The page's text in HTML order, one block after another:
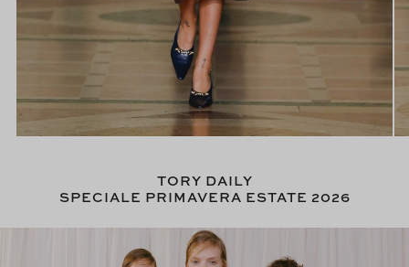
TORY DAILY
SPECIALE PRIMAVERA ESTATE 2026